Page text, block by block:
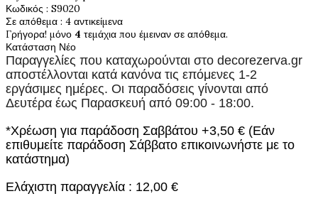
Κωδικός : S9020
Σε απόθεμα : 4 αντικείμενα
Γρήγορα! μόνο 4 τεμάχια που έμειναν σε απόθεμα.
Κατάσταση Νέο
Παραγγελίες που καταχωρούνται στο decorezerva.gr
αποστέλλονται κατά κανόνα τις επόμενες 1-2
εργάσιμες ημέρες. Οι παραδόσεις γίνονται από
Δευτέρα έως Παρασκευή από 09:00 - 18:00.
*Χρέωση για παράδοση Σαββάτου +3,50 € (Εάν
επιθυμείτε παράδοση Σάββατο επικοινωνήστε με το
κατάστημα)
Ελάχιστη παραγγελία : 12,00 €